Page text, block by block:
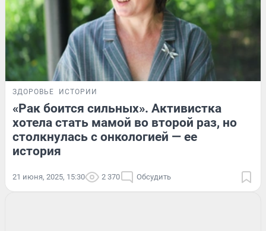
ЗДОРОВЬЕ ИСТОРИИ
«Рак боится сильных». Активистка
хотела стать мамой во второй раз, но
столкнулась с онкологией — ее
история
21 июня, 2025, 15:30 2 370 Обсудить